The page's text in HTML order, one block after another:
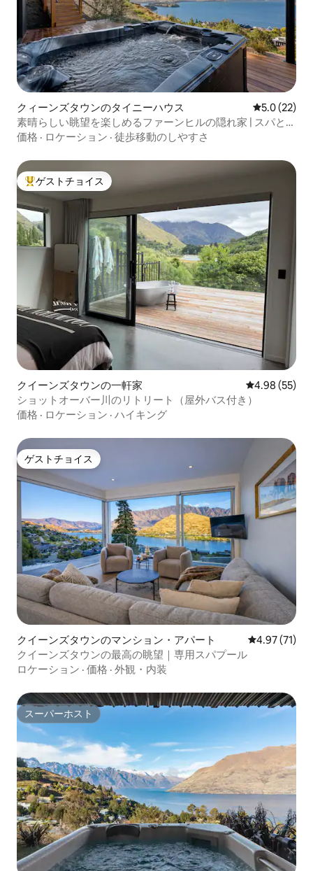
クィーンズタウンのタイニーハウス レビュー22
5.0 (22)
素晴らしい眺望を楽しめるファーンヒルの隠れ家 | スパと素
晴らしい眺望
価格 · ロケーション · 徒歩移動のしやすさ
大好評のゲストチョイスです。
ゲストチョイス
クイーンズタウンの一軒家 レビュー55
4.98 (55)
ショットオーバー川のリトリート（屋外バス付き）
価格 · ロケーション · ハイキング
ゲストチョイス
ゲストチョイス
クイーンズタウンのマンション・アパート レビュー71
4.97 (71)
クイーンズタウンの最高の眺望｜専用スパプール
ロケーション · 価格 · 外観・内装
スーパーホスト
スーパーホスト